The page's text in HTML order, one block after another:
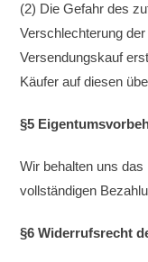
(2) Die Gefahr des
Verschlechterung
Versendungskauf
Käufer auf diesen
§5
Wir behalten uns
vollständigen
§6 Widerrufsrecht